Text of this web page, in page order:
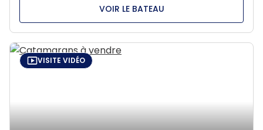
VOIR LE BATEAU
VISITE VIDÉO